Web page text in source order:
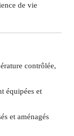
de vie
contrôlée,
équipées et
et aménagés